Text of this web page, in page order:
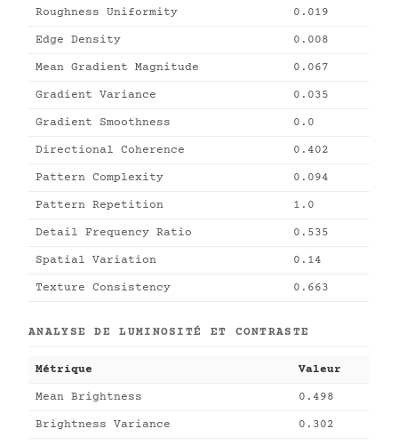
Roughness Uniformity 0.019
Edge Density 0.008
Mean Gradient Magnitude 0.067
Gradient Variance 0.035
Gradient Smoothness 0.0
Directional Coherence 0.402
Pattern Complexity 0.094
Pattern Repetition 1.0
Detail Frequency Ratio 0.535
Spatial Variation 0.14
Texture Consistency 0.663
ANALYSE DE LUMINOSITÉ ET CONTRASTE
Métrique Valeur
Mean Brightness 0.498
Brightness Variance 0.302